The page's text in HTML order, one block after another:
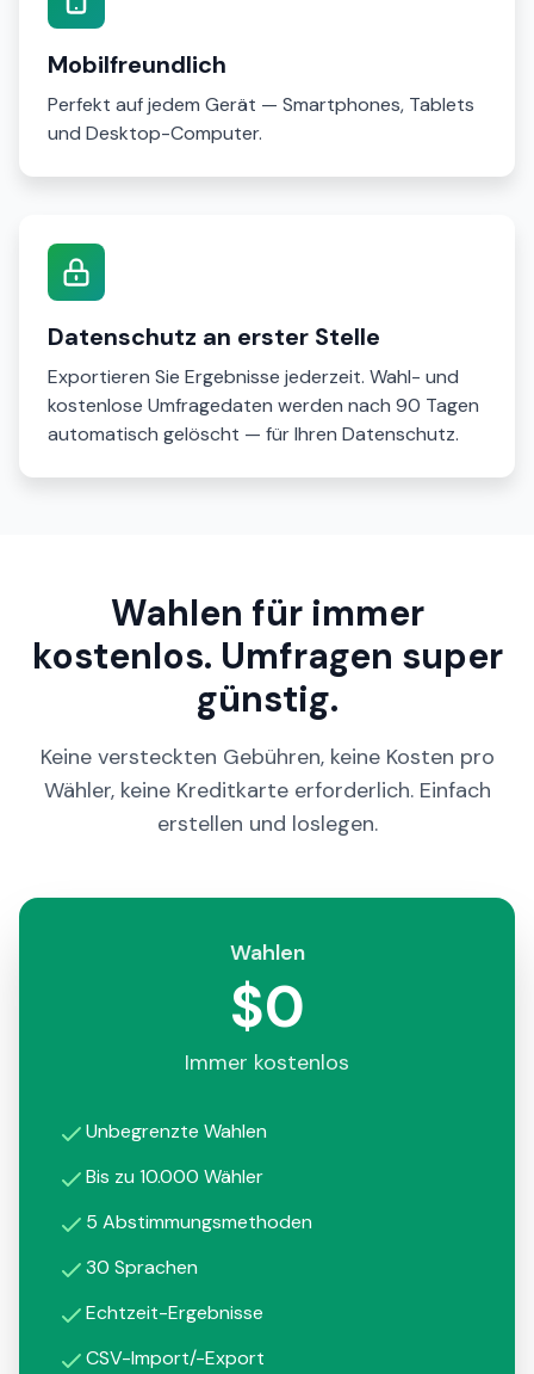
Mobilfreundlich
Perfekt auf jedem Gerät — Smartphones, Tablets
und Desktop-Computer.
Datenschutz an erster Stelle
Exportieren Sie Ergebnisse jederzeit. Wahl- und
kostenlose Umfragedaten werden nach 90 Tagen
automatisch gelöscht — für Ihren Datenschutz.
Wahlen für immer
kostenlos. Umfragen super
günstig.
Keine versteckten Gebühren, keine Kosten pro
Wähler, keine Kreditkarte erforderlich. Einfach
erstellen und loslegen.
Wahlen
$0
Immer kostenlos
Unbegrenzte Wahlen
Bis zu 10.000 Wähler
5 Abstimmungsmethoden
30 Sprachen
Echtzeit-Ergebnisse
CSV-Import/-Export